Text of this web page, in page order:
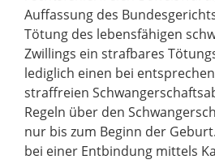
Auffassung des
Tötung des lebensfähigen
Zwillings ein strafbares
lediglich einen bei
straffreien
Regeln über den
nur bis zum Beginn der
bei einer Entbindung mittels